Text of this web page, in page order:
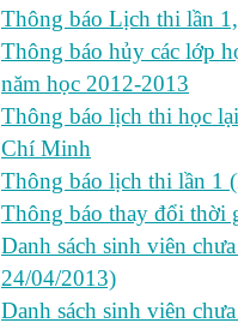
Thông báo Lịch thi lần
Thông báo hủy các lớp
năm học 2012-2013
Thông báo lịch thi học
Chí Minh
Thông báo lịch thi lần 1
Thông báo thay đổi thời
Danh sách sinh viên
24/04/2013)
Danh sách sinh viên